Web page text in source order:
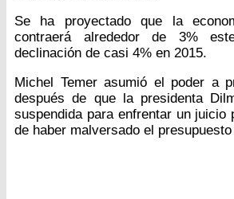
Se ha proyectado que la
contraerá alrededor de 3%
declinación de casi 4% en 2015.
Michel Temer asumió el poder a
después de que la presidenta
suspendida para enfrentar un juicio
de haber malversado el